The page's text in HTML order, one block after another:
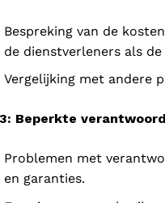
Bespreking van de
de dienstverleners als
Vergelijking met andere
Beperkte
Problemen met
en garanties.